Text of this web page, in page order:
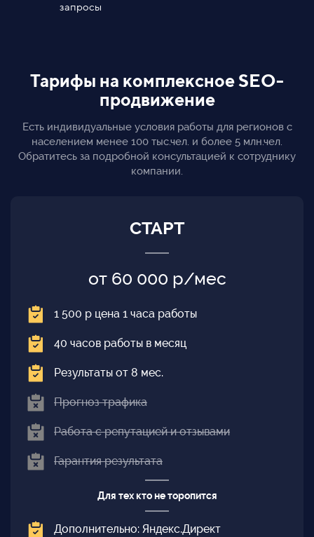
запросы
Тарифы на комплексное SEO-
продвижение
Есть индивидуальные условия работы для регионов с
населением менее 100 тыс.чел. и более 5 млн.чел.
Обратитесь за подробной консультацией к сотруднику
компании.
СТАРТ
от 60 000 р/мес
1 500 р цена 1 часа работы
40 часов работы в месяц
Результаты от 8 мес.
Прогноз трафика
Работа с репутацией и отзывами
Гарантия результата
Для тех кто не торопится
Дополнительно: Яндекс.Директ